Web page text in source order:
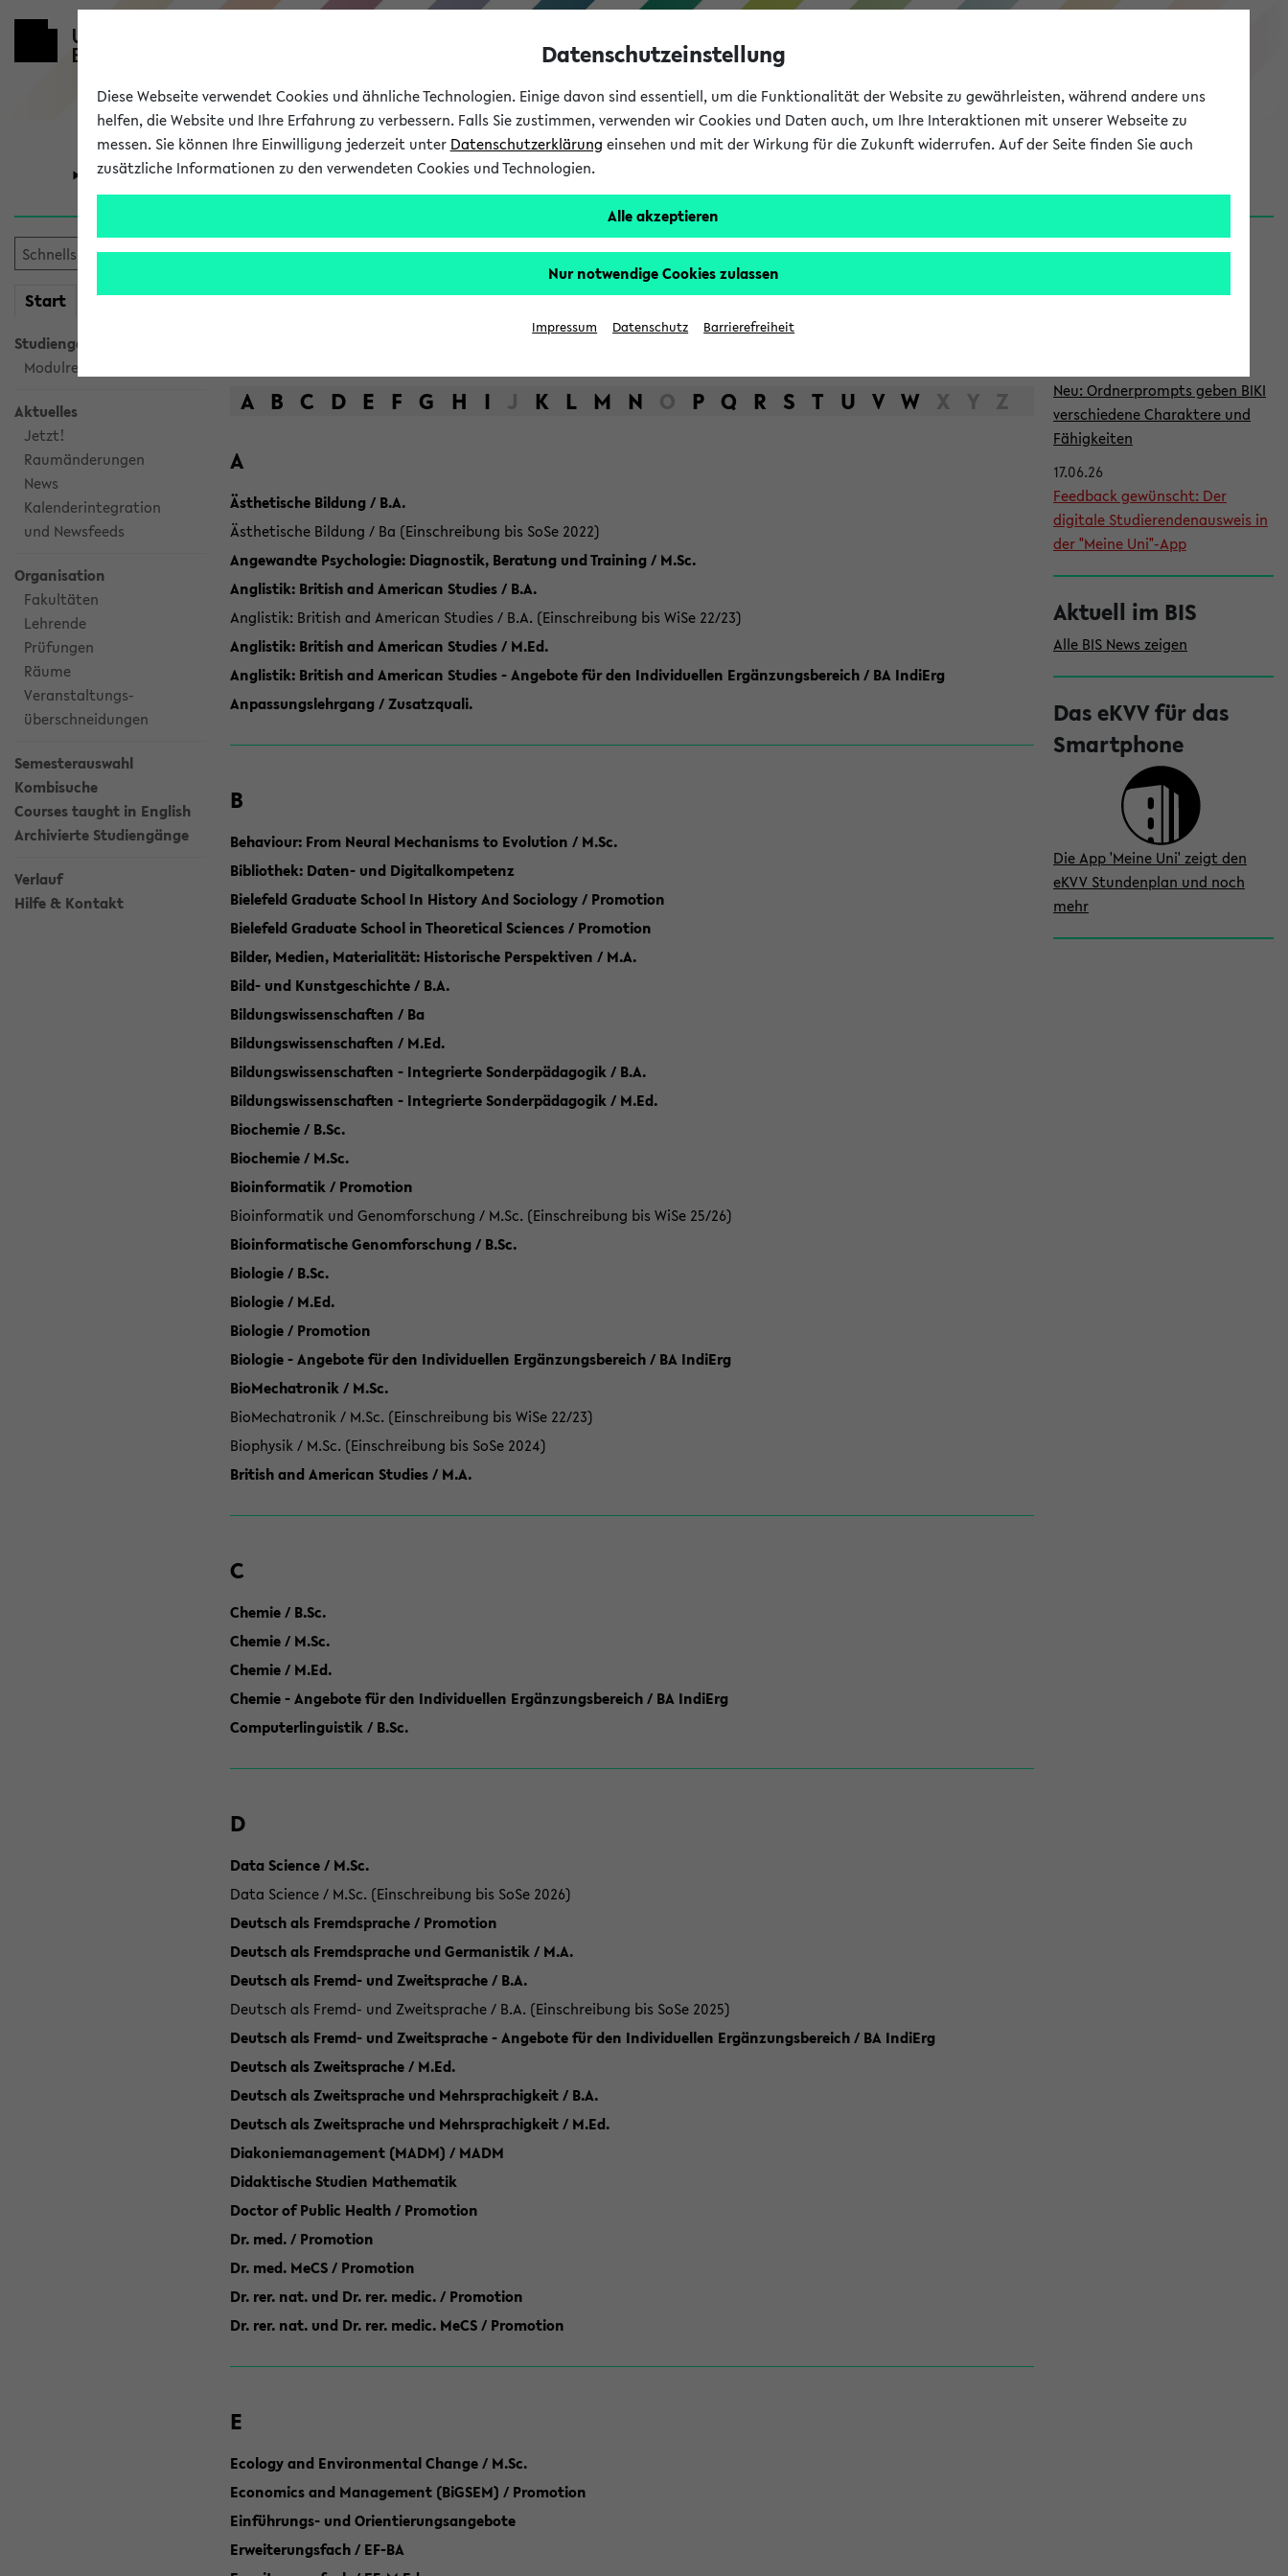
eKVV
Universität Forschung Studium
Start meineKVV
Studiengangsauswahl
Modulrecherche
Aktuelles
Jetzt!
Raumänderungen
News
Kalenderintegration
und Newsfeeds
Organisation
Fakultäten
Lehrende
Prüfungen
Räume
Veranstaltungs-
überschneidungen
Semesterauswahl
Kombisuche
Courses taught in English
Archivierte Studiengänge
Verlauf
Hilfe & Kontakt
Das Lehrangebot der Universität Bielefeld
A B C D E F G H I J K L M N O P Q R S T U V W X Y Z
A
Ästhetische Bildung / B.A.
Ästhetische Bildung / Ba (Einschreibung bis SoSe 2022)
Angewandte Psychologie: Diagnostik, Beratung und Training / M.Sc.
Anglistik: British and American Studies / B.A.
Anglistik: British and American Studies / B.A. (Einschreibung bis WiSe 22/23)
Anglistik: British and American Studies / M.Ed.
Anglistik: British and American Studies - Angebote für den Individuellen Ergänzungsbereich / BA IndiErg
Anpassungslehrgang / Zusatzquali.
B
Behaviour: From Neural Mechanisms to Evolution / M.Sc.
Bibliothek: Daten- und Digitalkompetenz
Bielefeld Graduate School In History And Sociology / Promotion
Bielefeld Graduate School in Theoretical Sciences / Promotion
Bilder, Medien, Materialität: Historische Perspektiven / M.A.
Bild- und Kunstgeschichte / B.A.
Bildungswissenschaften / Ba
Bildungswissenschaften / M.Ed.
Bildungswissenschaften - Integrierte Sonderpädagogik / B.A.
Bildungswissenschaften - Integrierte Sonderpädagogik / M.Ed.
Biochemie / B.Sc.
Biochemie / M.Sc.
Bioinformatik / Promotion
Bioinformatik und Genomforschung / M.Sc. (Einschreibung bis WiSe 25/26)
Bioinformatische Genomforschung / B.Sc.
Biologie / B.Sc.
Biologie / M.Ed.
Biologie / Promotion
Biologie - Angebote für den Individuellen Ergänzungsbereich / BA IndiErg
BioMechatronik / M.Sc.
BioMechatronik / M.Sc. (Einschreibung bis WiSe 22/23)
Biophysik / M.Sc. (Einschreibung bis SoSe 2024)
British and American Studies / M.A.
C
Chemie / B.Sc.
Chemie / M.Sc.
Chemie / M.Ed.
Chemie - Angebote für den Individuellen Ergänzungsbereich / BA IndiErg
Computerlinguistik / B.Sc.
D
Data Science / M.Sc.
Data Science / M.Sc. (Einschreibung bis SoSe 2026)
Deutsch als Fremdsprache / Promotion
Deutsch als Fremdsprache und Germanistik / M.A.
Deutsch als Fremd- und Zweitsprache / B.A.
Deutsch als Fremd- und Zweitsprache / B.A. (Einschreibung bis SoSe 2025)
Deutsch als Fremd- und Zweitsprache - Angebote für den Individuellen Ergänzungsbereich / BA IndiErg
Deutsch als Zweitsprache / M.Ed.
Deutsch als Zweitsprache und Mehrsprachigkeit / B.A.
Deutsch als Zweitsprache und Mehrsprachigkeit / M.Ed.
Diakoniemanagement (MADM) / MADM
Didaktische Studien Mathematik
Doctor of Public Health / Promotion
Dr. med. / Promotion
Dr. med. MeCS / Promotion
Dr. rer. nat. und Dr. rer. medic. / Promotion
Dr. rer. nat. und Dr. rer. medic. MeCS / Promotion
E
Ecology and Environmental Change / M.Sc.
Economics and Management (BiGSEM) / Promotion
Einführungs- und Orientierungsangebote
Erweiterungsfach / EF-BA
S
i
News
Neu: Ordnerprompts geben BIKI
verschiedene Charaktere und
Fähigkeiten
17.06.26
Feedback gewünscht: Der
digitale Studierendenausweis in
der "Meine Uni"-App
Aktuell im BIS
Alle BIS News zeigen
Das eKVV für das
Smartphone
Die App 'Meine Uni' zeigt den
eKVV Stundenplan und noch
mehr
Datenschutzeinstellung
Diese Webseite verwendet Cookies und ähnliche Technologien. Einige davon sind essentiell, um die Funktionalität der Website zu gewährleisten, während andere uns
helfen, die Website und Ihre Erfahrung zu verbessern. Falls Sie zustimmen, verwenden wir Cookies und Daten auch, um Ihre Interaktionen mit unserer Webseite zu
messen. Sie können Ihre Einwilligung jederzeit unter Datenschutzerklärung einsehen und mit der Wirkung für die Zukunft widerrufen. Auf der Seite finden Sie auch
zusätzliche Informationen zu den verwendeten Cookies und Technologien.
Alle akzeptieren
Nur notwendige Cookies zulassen
Impressum Datenschutz Barrierefreiheit